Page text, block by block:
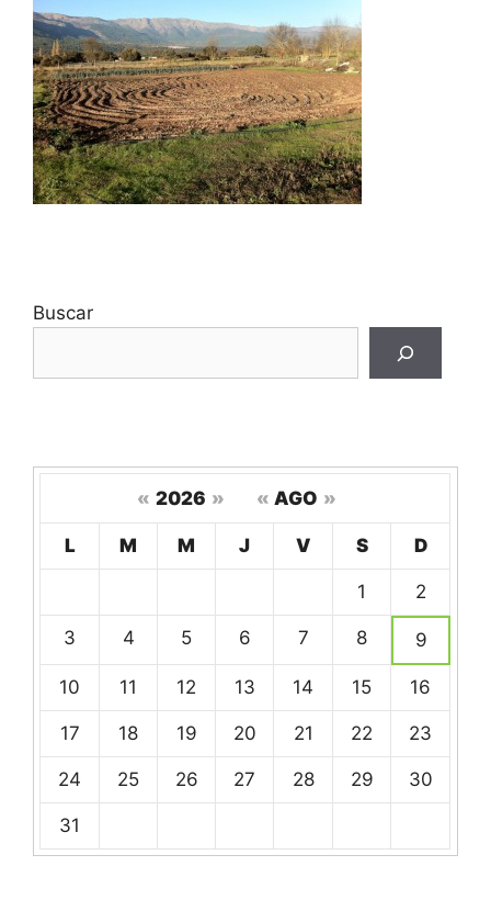
Buscar
calendario
eventos
« 2026 » « AGO »
L M M J V S D
1 2
3 4 5 6 7 8 9
10 11 12 13 14 15 16
17 18 19 20 21 22 23
24 25 26 27 28 29 30
31